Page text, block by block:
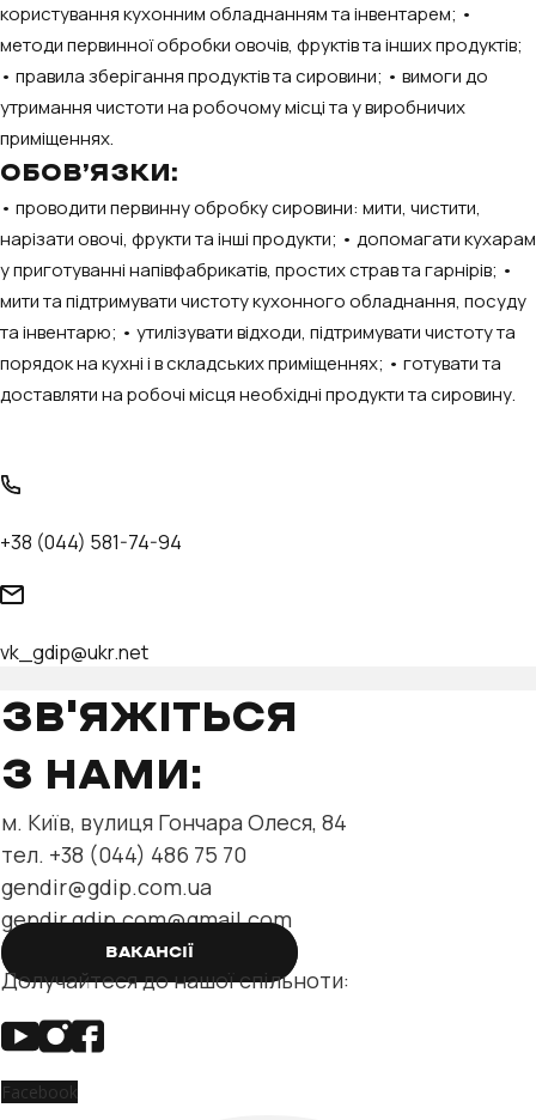
користування кухонним обладнанням та інвентарем; •
методи первинної обробки овочів, фруктів та інших продуктів;
• правила зберігання продуктів та сировини; • вимоги до
утримання чистоти на робочому місці та у виробничих
приміщеннях.
ОБОВ’ЯЗКИ:
• проводити первинну обробку сировини: мити, чистити,
нарізати овочі, фрукти та інші продукти; • допомагати кухарам
у приготуванні напівфабрикатів, простих страв та гарнірів; •
мити та підтримувати чистоту кухонного обладнання, посуду
та інвентарю; • утилізувати відходи, підтримувати чистоту та
порядок на кухні і в складських приміщеннях; • готувати та
доставляти на робочі місця необхідні продукти та сировину.
+38 (044) 581-74-94
vk_gdip@ukr.net
ЗВ'ЯЖІТЬСЯ
З НАМИ:
м. Київ, вулиця Гончара Олеся, 84
тел. +38 (044) 486 75 70
gendir@gdip.com.ua
gendir.gdip.com@gmail.com
ВАКАНСІЇ
Долучайтеся до нашої спільноти:
Facebook